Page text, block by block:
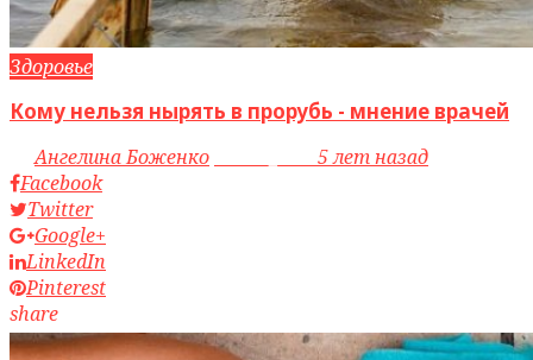
Здоровье
Кому нельзя нырять в прорубь - мнение врачей
byАнгелина Боженко
5 лет назад
Facebook
Twitter
Google+
LinkedIn
Pinterest
share